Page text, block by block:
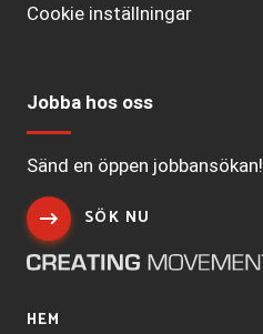
Cookie inställningar
Jobba hos oss
Sänd en öppen jobbansökan!
SÖK NU
HEM